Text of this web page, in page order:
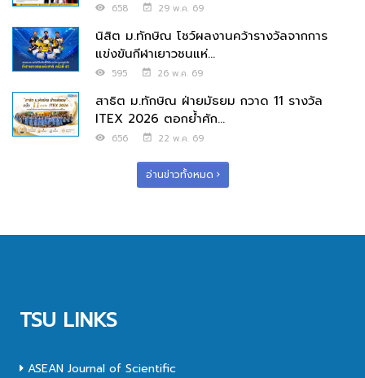
658 29 พ.ค. 69
นิสิต ม.ทักษิณ โชว์ผลงานคว้ารางวัลจากการ
แข่งขันกีฬาเยาวชนแห่...
595 26 พ.ค. 69
สาธิต ม.ทักษิณ ฝ่ายมัธยม กวาด 11 รางวัล
ITEX 2026 ตอกย้ำศัก...
656 22 พ.ค. 69
อ่านข่าวทั้งหมด
TSU LINKS
ASEAN Journal of Scientific